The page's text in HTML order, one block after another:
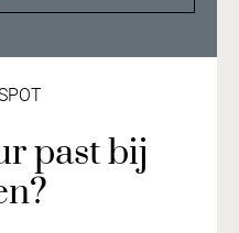
past bij